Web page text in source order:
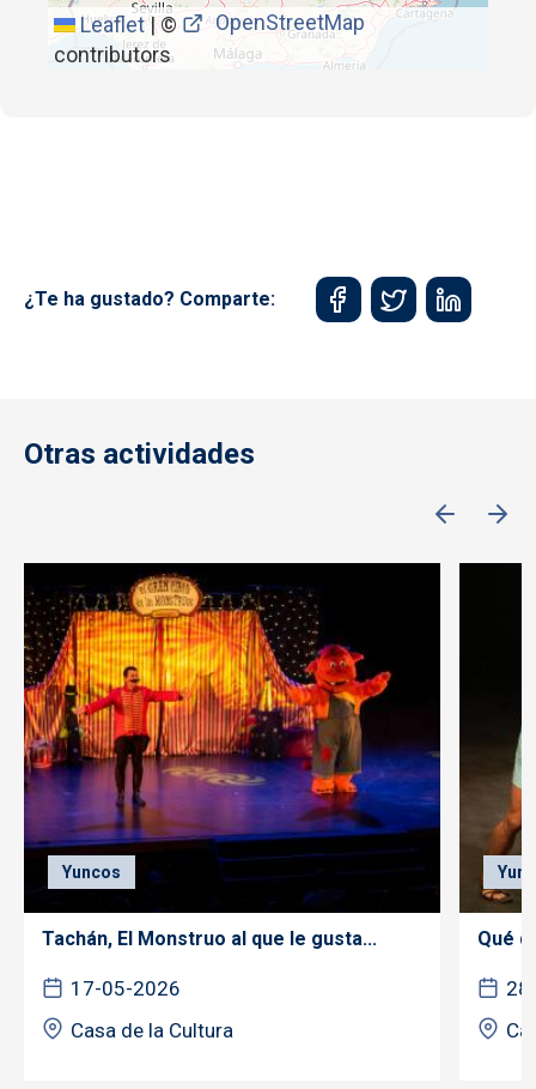
Leaflet |©
OpenStreetMap
contributors
¿Te ha gustado? Comparte:
Otras actividades
Yuncos
Tachán, El Monstruo al que le gusta...
17-05-2026
Casa de la Cultura
Qué